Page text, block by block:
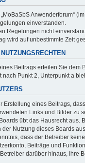
Anwenderforum“
einverstanden.
Regelungen nicht
wird auf unbestimmte Zeit
Beitrags erteilen Sie
nach Punkt 2, Unterpunkt a
Erstellung eines Beitrags,
Links und Bilder zu
übt das Hausrecht
der Nutzung dieses Boards
dass der Betreiber
Beiträge und
darüber hinaus, Ihre